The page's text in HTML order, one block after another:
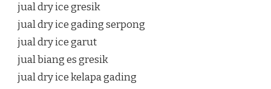
jual dry ice gresik
jual dry ice gading serpong
jual dry ice garut
jual biang es gresik
jual dry ice kelapa gading